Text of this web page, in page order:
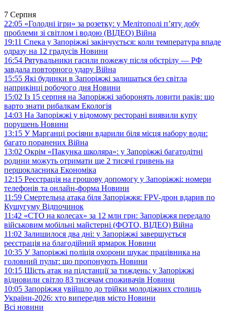
7 Серпня
22:05 «Голодні ігри» за розетку: у Мелітополі п’яту добу
проблеми зі світлом і водою (ВІДЕО) Війна
19:11 Спека у Запоріжжі закінчується: коли температура впаде
одразу на 12 градусів Новини
16:54 Рятувальники гасили пожежу після обстрілу — РФ
завдала повторного удару Війна
15:55 Які будинки в Запоріжжі залишаться без світла
наприкінці робочого дня Новини
15:02 Із 15 серпня на Запоріжжі заборонять ловити раків: що
варто знати рибалкам Екологія
14:03 На Запоріжжі у відомому ресторані виявили купу
порушень Новини
13:15 У Марганці росіяни вдарили біля місця набору води:
багато поранених Війна
13:02 Окрім «Пакунка школяра»: у Запоріжжі багатодітні
родини можуть отримати ще 2 тисячі гривень на
першокласника Економіка
12:15 Реєстрація на грошову допомогу у Запоріжжі: номери
телефонів та онлайн-форма Новини
11:59 Смертельна атака біля Запоріжжя: FPV-дрон вдарив по
Кушугуму Відпочинок
11:42 «СТО на колесах» за 12 млн грн: Запоріжжя передало
військовим мобільні майстерні (ФОТО, ВІДЕО) Війна
11:02 Залишилося два дні: у Запоріжжі завершується
реєстрація на благодійний ярмарок Новини
10:35 У Запоріжжі поліція охорони шукає працівника на
головний пульт: що пропонують Новини
10:15 Шість атак на підстанції за тиждень: у Запоріжжі
відновили світло 83 тисячам споживачів Новини
10:05 Запоріжжя увійшло до трійки молодіжних столиць
України-2026: хто випередив місто Новини
Всі новини